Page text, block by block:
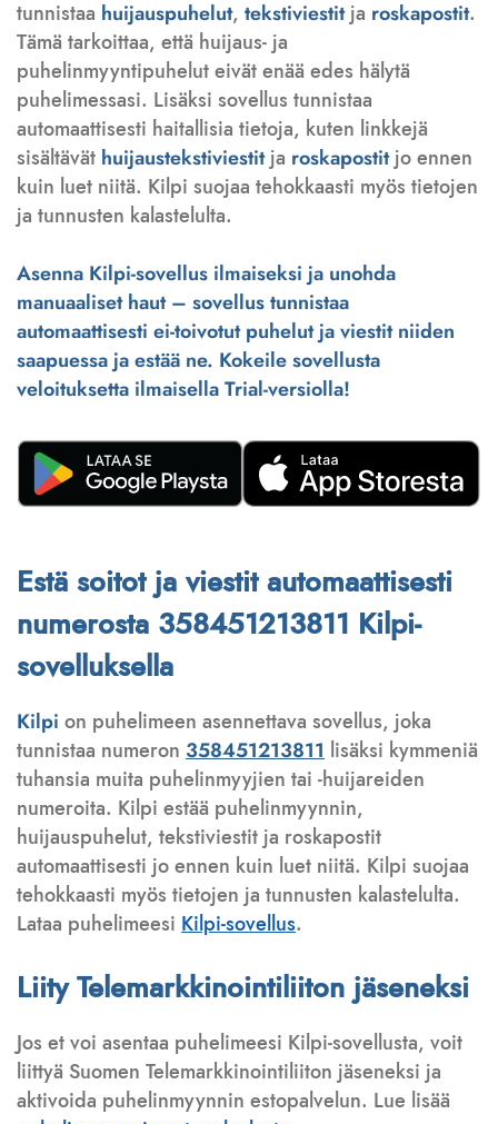
tunnistaa huijauspuhelut, tekstiviestitja roskapostit.
Tämä tarkoittaa, että huijaus- ja
puhelinmyyntipuhelut eivät enää edes hälytä
puhelimessasi. Lisäksi sovellus tunnistaa
automaattisesti haitallisia tietoja, kuten linkkejä
sisältävät huijaustekstiviestitja roskapostitjo ennen
kuin luet niitä. Kilpi suojaa tehokkaasti myös tietojen
ja tunnusten kalastelulta.
Asenna Kilpi-sovellus ilmaiseksi ja unohda
manuaaliset haut – sovellus tunnistaa
automaattisesti ei-toivotut puhelut ja viestit niiden
saapuessa ja estää ne. Kokeile sovellusta
veloituksetta ilmaisella Trial-versiolla!
Estä soitot ja viestit automaattisesti
numerosta 358451213811 Kilpi-
sovelluksella
Kilpi on puhelimeen asennettava sovellus, joka
tunnistaa numeron 358451213811 lisäksi kymmeniä
tuhansia muita puhelinmyyjien tai -huijareiden
numeroita. Kilpi estää puhelinmyynnin,
huijauspuhelut, tekstiviestit ja roskapostit
automaattisesti jo ennen kuin luet niitä. Kilpi suojaa
tehokkaasti myös tietojen ja tunnusten kalastelulta.
Lataa puhelimeesi Kilpi-sovellus.
Liity Telemarkkinointiliiton jäseneksi
Jos et voi asentaa puhelimeesi Kilpi-sovellusta, voit
liittyä Suomen Telemarkkinointiliiton jäseneksi ja
aktivoida puhelinmyynnin estopalvelun. Lue lisää